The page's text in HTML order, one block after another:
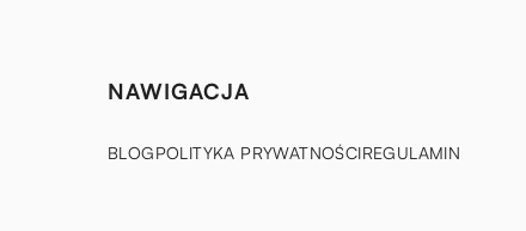
NAWIGACJA
BLOGPOLITYKA PRYWATNOŚCIREGULAMIN